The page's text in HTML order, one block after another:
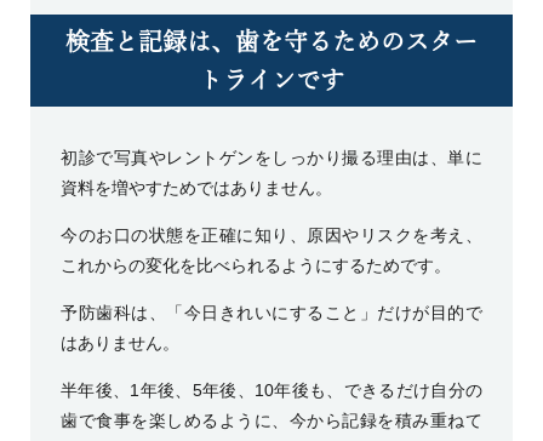
検査と記録は、歯を守るためのスター
トラインです
初診で写真やレントゲンをしっかり撮る理由は、単に
資料を増やすためではありません。
今のお口の状態を正確に知り、原因やリスクを考え、
これからの変化を比べられるようにするためです。
予防歯科は、「今日きれいにすること」だけが目的で
はありません。
半年後、1年後、5年後、10年後も、できるだけ自分の
歯で食事を楽しめるように、今から記録を積み重ねて